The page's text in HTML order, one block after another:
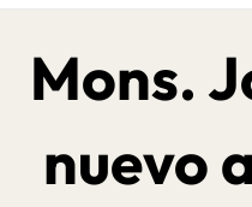
Mons.
nuevo